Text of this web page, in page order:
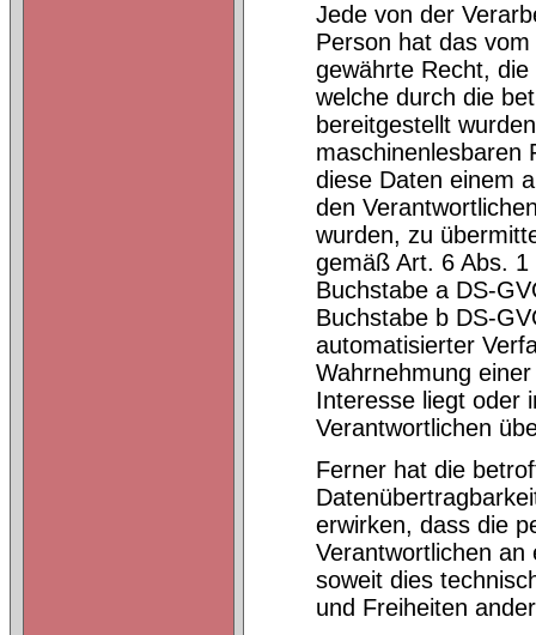
Jede von der
Person hat das
gewährte Recht,
welche durch die
bereitgestellt
maschinenlesbaren
diese Daten einem
den
wurden, zu
gemäß Art. 6 Abs.
Buchstabe a DS-
Buchstabe b DS-
automatisierter
Wahrnehmung
Interesse liegt oder
Verantwortlichen
Ferner hat die
erwirken, dass die
Verantwortlichen an
soweit dies
und Freiheiten